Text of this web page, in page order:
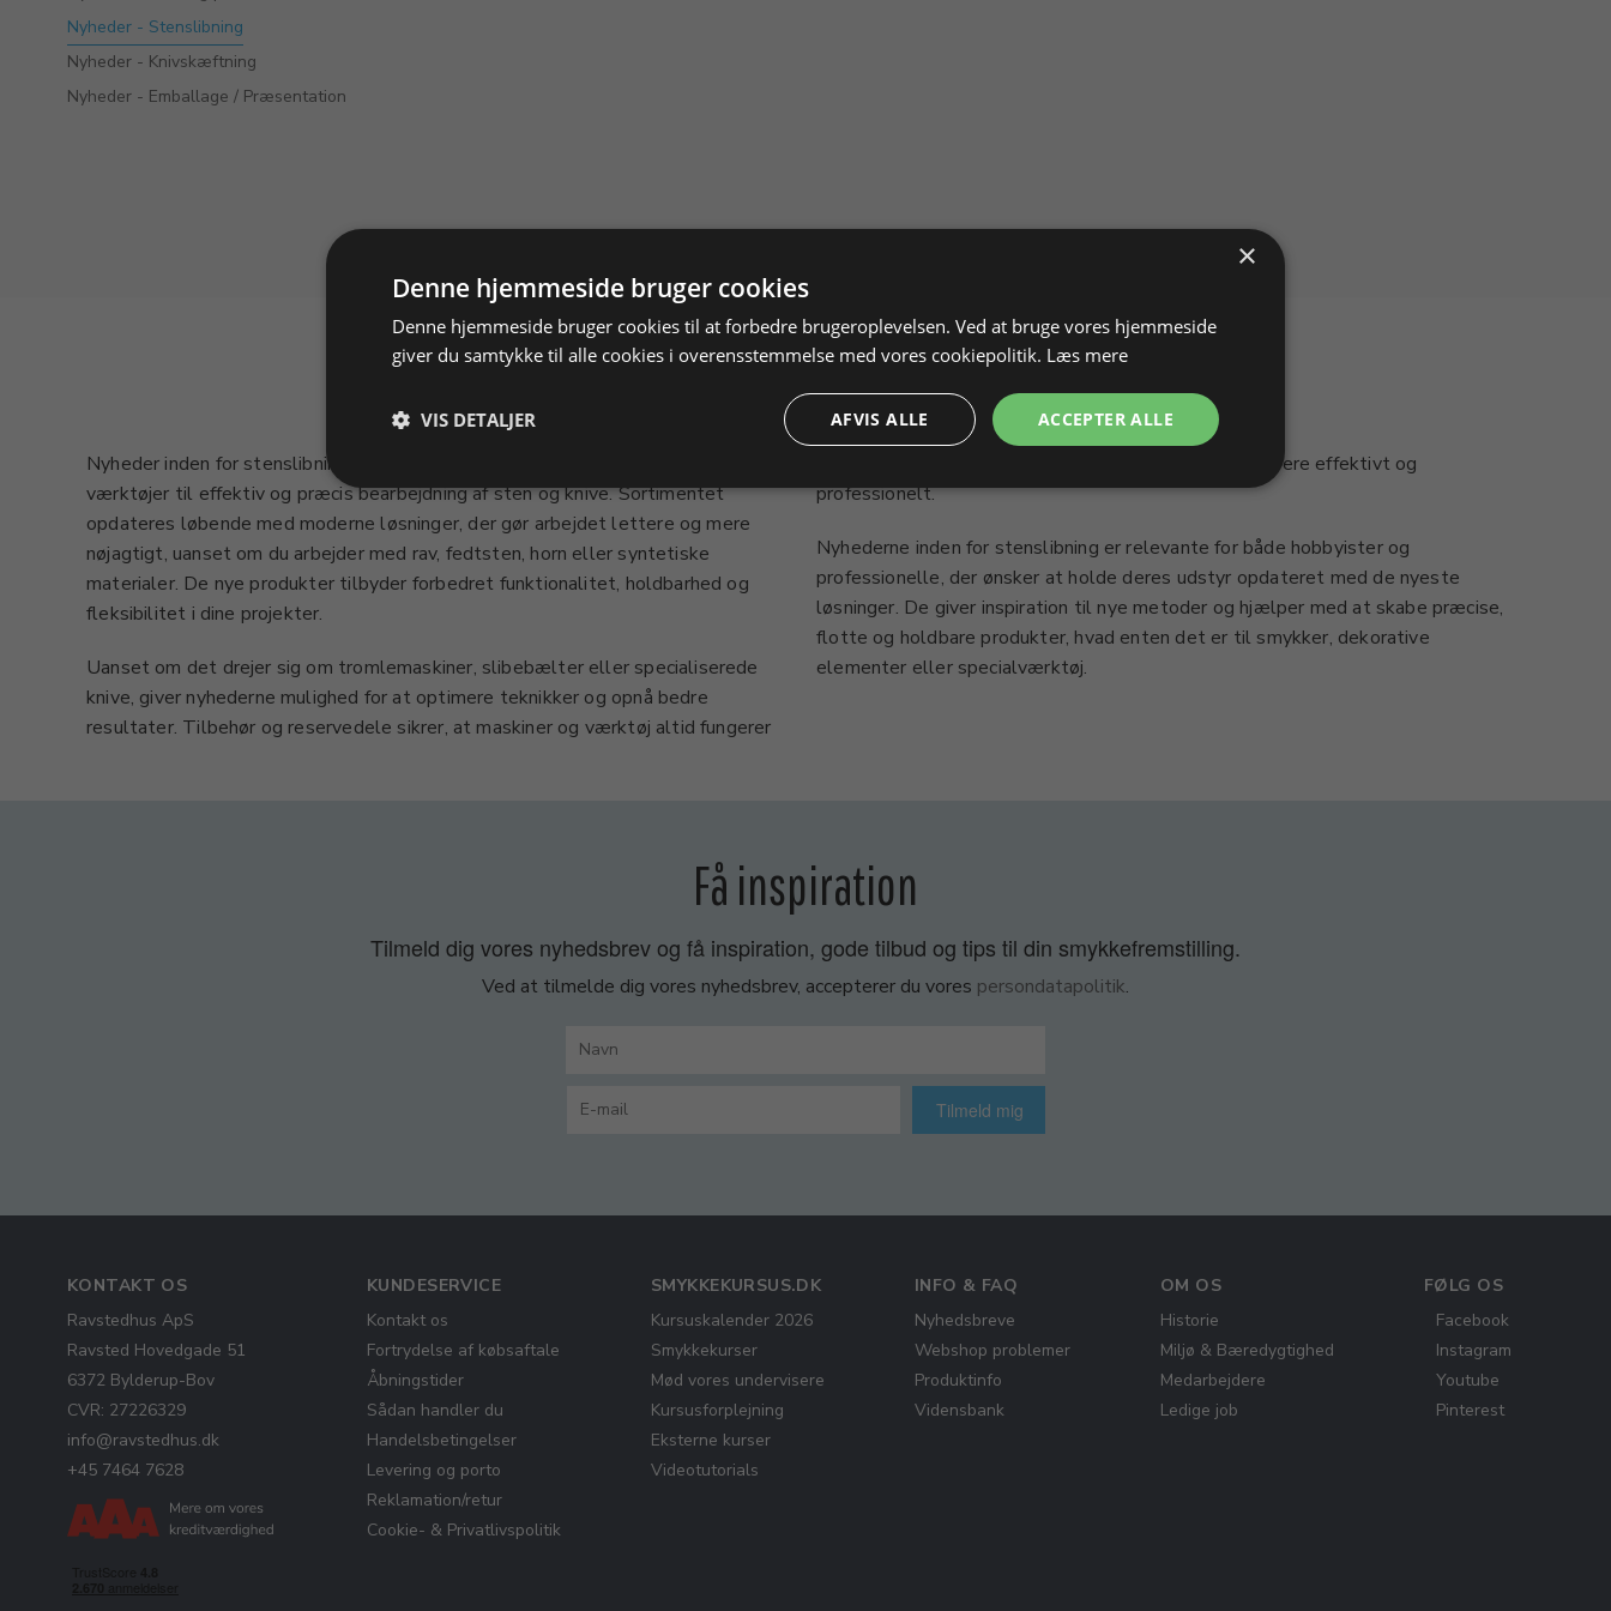
Nyheder - Stenslibning
Nyheder - Knivskæftning
Nyheder - Emballage / Præsentation
Nyheder - Stenslibning
Nyheder inden for stenslibning præsenterer de seneste maskiner, tilbehør og
værktøjer til effektiv og præcis bearbejdning af sten og knive. Sortimentet
opdateres løbende med moderne løsninger, der gør arbejdet lettere og mere
nøjagtigt, uanset om du arbejder med rav, fedtsten, horn eller syntetiske
materialer. De nye produkter tilbyder forbedret funktionalitet, holdbarhed og
fleksibilitet i dine projekter.
Uanset om det drejer sig om tromlemaskiner, slibebælter eller specialiserede
knive, giver nyhederne mulighed for at optimere teknikker og opnå bedre
resultater. Tilbehør og reservedele sikrer, at maskiner og værktøj altid fungerer
optimalt, så arbejdet med både sten og knive bliver mere effektivt og
professionelt.
Nyhederne inden for stenslibning er relevante for både hobbyister og
professionelle, der ønsker at holde deres udstyr opdateret med de nyeste
løsninger. De giver inspiration til nye metoder og hjælper med at skabe præcise,
flotte og holdbare produkter, hvad enten det er til smykker, dekorative
elementer eller specialværktøj.
Få inspiration
Tilmeld dig vores nyhedsbrev og få inspiration, gode tilbud og tips til din smykkefremstilling.
Ved at tilmelde dig vores nyhedsbrev, accepterer du vores persondatapolitik.
Tilmeld mig
KONTAKT OS
Ravstedhus ApS
Ravsted Hovedgade 51
6372 Bylderup-Bov
CVR: 27226329
info@ravstedhus.dk
+45 7464 7628
KUNDESERVICE
Kontakt os
Fortrydelse af købsaftale
Åbningstider
Sådan handler du
Handelsbetingelser
Levering og porto
Reklamation/retur
Cookie- & Privatlivspolitik
SMYKKEKURSUS.DK
Kursuskalender 2026
Smykkekurser
Mød vores undervisere
Kursusforplejning
Eksterne kurser
Videotutorials
INFO & FAQ
Nyhedsbreve
Webshop problemer
Produktinfo
Vidensbank
OM OS
Historie
Miljø & Bæredygtighed
Medarbejdere
Ledige job
FØLG OS
Facebook
Instagram
Youtube
Pinterest
×
Denne hjemmeside bruger cookies
Denne hjemmeside bruger cookies til at forbedre brugeroplevelsen. Ved at bruge vores hjemmeside
giver du samtykke til alle cookies i overensstemmelse med vores cookiepolitik. Læs mere
ACCEPTER ALLE
AFVIS ALLE
VIS DETALJER